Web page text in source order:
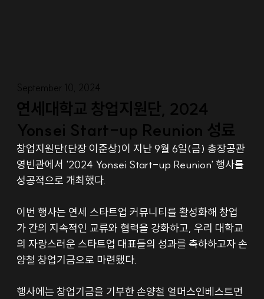
September 10, 2024
연세대학교 창업지원단, 2024
Yonsei Start-up Reunion 성료
창업지원단(단장 이준상)이 지난 9월 6일(금) 총장공관
영빈관에서 '2024 Yonsei Start-up Reunion' 행사를
성공적으로 개최했다.
이번 행사는 연세 스타트업 커뮤니티를 활성화해 창업
가 간의 지속적인 교류와 협력을 강화하고, 우리 대학교
의 자랑스러운 스타트업 대표들의 성과를 축하하고자 손
양철 창업기금으로 마련됐다.
행사에는 창업기금을 기부한 손양철 얼머스인베스트먼